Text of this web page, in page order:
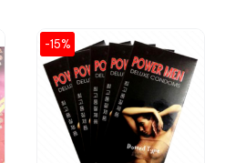
-15%